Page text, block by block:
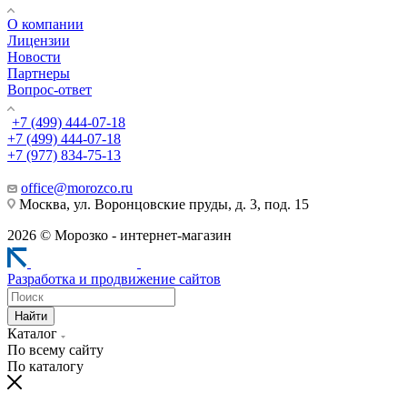
О компании
Лицензии
Новости
Партнеры
Вопрос-ответ
+7 (499) 444-07-18
+7 (499) 444-07-18
+7 (977) 834-75-13
office@morozco.ru
Москва, ул. Воронцовские пруды, д. 3, под. 15
2026 © Морозко - интернет-магазин
Разработка и продвижение сайтов
Найти
Каталог
По всему сайту
По каталогу